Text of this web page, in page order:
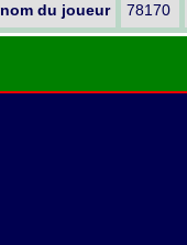
nom du joueur 78170